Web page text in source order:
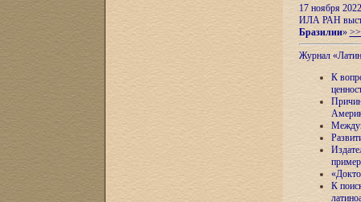
17 ноября
ИЛА РАН
Бразилии»
Журнал
К
К